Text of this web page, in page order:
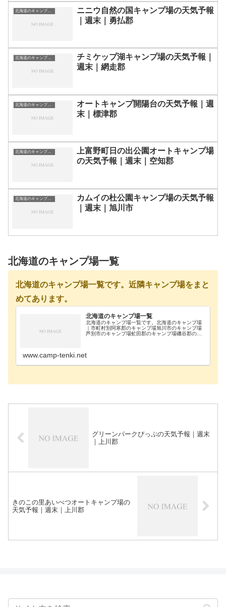
北海道のキャンプ場一覧
ニニウ自然の国キャンプ場の天気予報
｜週末｜勇払郡
北海道のキャンプ場一覧
チミケップ湖キャンプ場の天気予報｜
週末｜網走郡
北海道のキャンプ場一覧
オートキャンプ開陽台の天気予報｜週
末｜標津郡
北海道のキャンプ場一覧
上富野町日の出公園オートキャンプ場
の天気予報｜週末｜空知郡
北海道のキャンプ場一覧
カムイの杜公園キャンプ場の天気予報
｜週末｜旭川市
北海道のキャンプ場一覧
北海道のキャンプ場一覧です。近隣キャンプ場をまと
めてあります。
北海道のキャンプ場一覧
北海道のキャンプ場一覧です。北海道のキャンプ場
｜市町村別阿寒郡のキャンプ場旭川市のキャンプ場
芦別市のキャンプ場虻田郡のキャンプ場磯谷郡のキ
www.camp-tenki.net
グリーンパークぴっぷの天気予報｜週末
｜上川郡
きのこの里あいべつオートキャンプ場の
天気予報｜週末｜上川郡